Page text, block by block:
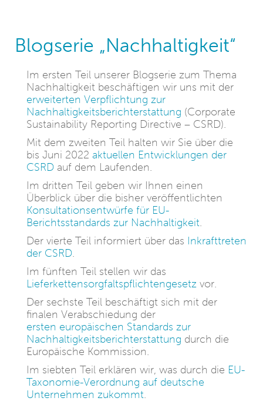
Blogserie „Nachhaltigkeit“
Im ersten Teil unserer Blogserie zum Thema
Nachhaltigkeit beschäftigen wir uns mit der
erweiterten Verpflichtung zur
Nachhaltigkeitsberichterstattung (Corporate
Sustainability Reporting Directive – CSRD).
Mit dem zweiten Teil halten wir Sie über die
bis Juni 2022 aktuellen Entwicklungen der
CSRD auf dem Laufenden.
Im dritten Teil geben wir Ihnen einen
Überblick über die bisher veröffentlichten
Konsultationsentwürfe für EU-
Berichtsstandards zur Nachhaltigkeit.
Der vierte Teil informiert über das Inkrafttreten
der CSRD.
Im fünften Teil stellen wir das
Lieferkettensorgfaltspflichtengesetz vor.
Der sechste Teil beschäftigt sich mit der
finalen Verabschiedung der
ersten europäischen Standards zur
Nachhaltigkeitsberichterstattung durch die
Europäische Kommission.
Im siebten Teil erklären wir, was durch die EU-
Taxonomie-Verordnung auf deutsche
Unternehmen zukommt.